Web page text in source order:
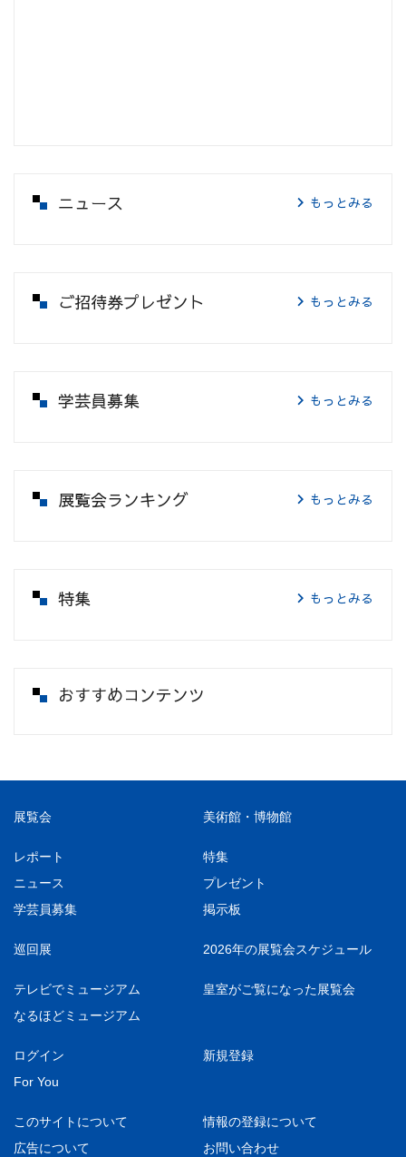
ニュース もっとみる
ご招待券プレゼント もっとみる
学芸員募集 もっとみる
展覧会ランキング もっとみる
特集 もっとみる
おすすめコンテンツ
展覧会 美術館・博物館
レポート
特集
ニュース
プレゼント
学芸員募集
掲示板
巡回展 2026年の展覧会スケジュール
テレビでミュージアム
皇室がご覧になった展覧会
なるほどミュージアム
ログイン
新規登録
For You
このサイトについて
情報の登録について
広告について
お問い合わせ